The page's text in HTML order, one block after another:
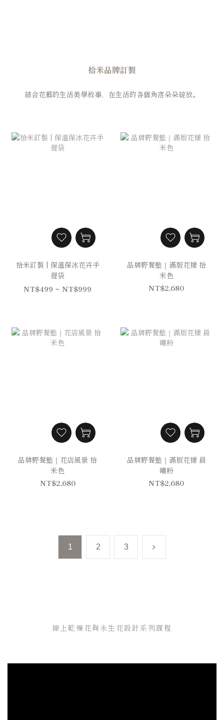
拾米品牌訂製
結合花藝的生活美學敘事，在生活的各個角落朵朵綻放。
拾米訂製 | 保溫保冰花卉手
提袋
NT$499 ~ NT$999
品牌野餐墊｜滿版花樣 拾
米色
NT$2,680
品牌野餐墊｜花店風景 拾
米色
NT$2,680
品牌野餐墊｜滿版花樣 晨
曦粉
NT$2,680
1 2 3
線上乾燥花與永生花設計系列課程